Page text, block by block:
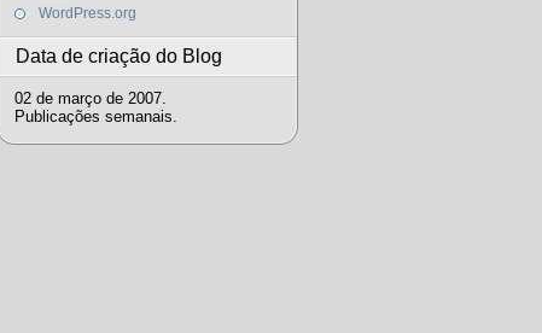
WordPress.org
Data de criação do Blog
02 de março de 2007.
Publicações semanais.